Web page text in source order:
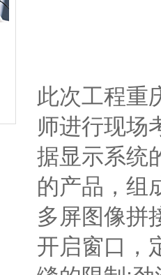
此次工程重
师进行现场
据显示系统
的产品，组
多屏图像拼
开启窗口，